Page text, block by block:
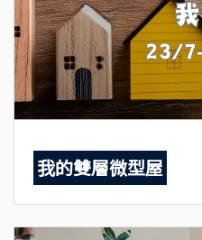
我的雙層微型屋